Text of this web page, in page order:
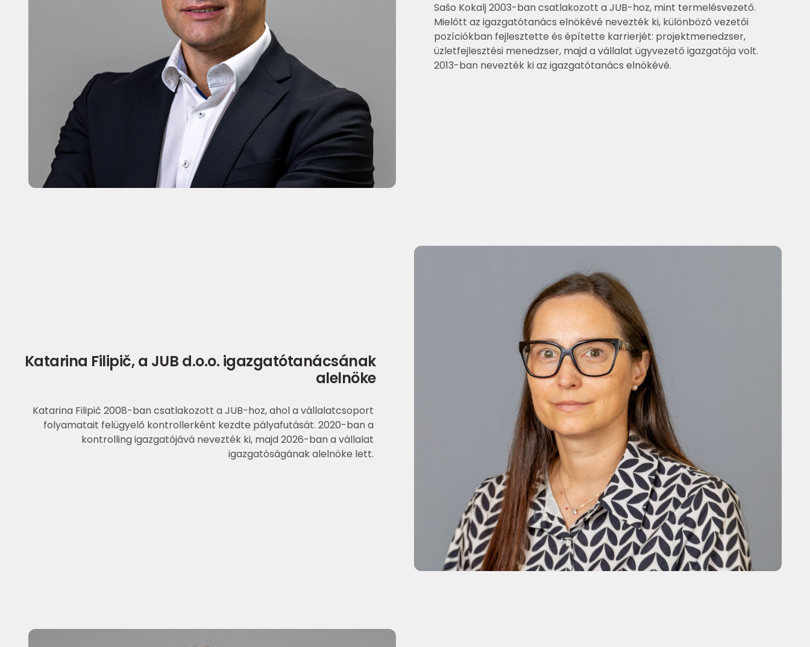
Sašo Kokalj 2003-ban csatlakozott a JUB-hoz, mint termelésvezető.
Mielőtt az igazgatótanács elnökévé nevezték ki, különböző vezetői
pozíciókban fejlesztette és építette karrierjét: projektmenedzser,
üzletfejlesztési menedzser, majd a vállalat ügyvezető igazgatója volt.
2013-ban nevezték ki az igazgatótanács elnökévé.
Katarina Filipič, a JUB d.o.o. igazgatótanácsának
alelnöke
Katarina Filipič 2008-ban csatlakozott a JUB-hoz, ahol a vállalatcsoport
folyamatait felügyelő kontrollerként kezdte pályafutását. 2020-ban a
kontrolling igazgatójává nevezték ki, majd 2026-ban a vállalat
igazgatóságának alelnöke lett.